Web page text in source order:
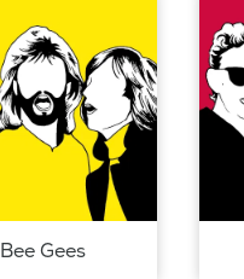
Bee Gees